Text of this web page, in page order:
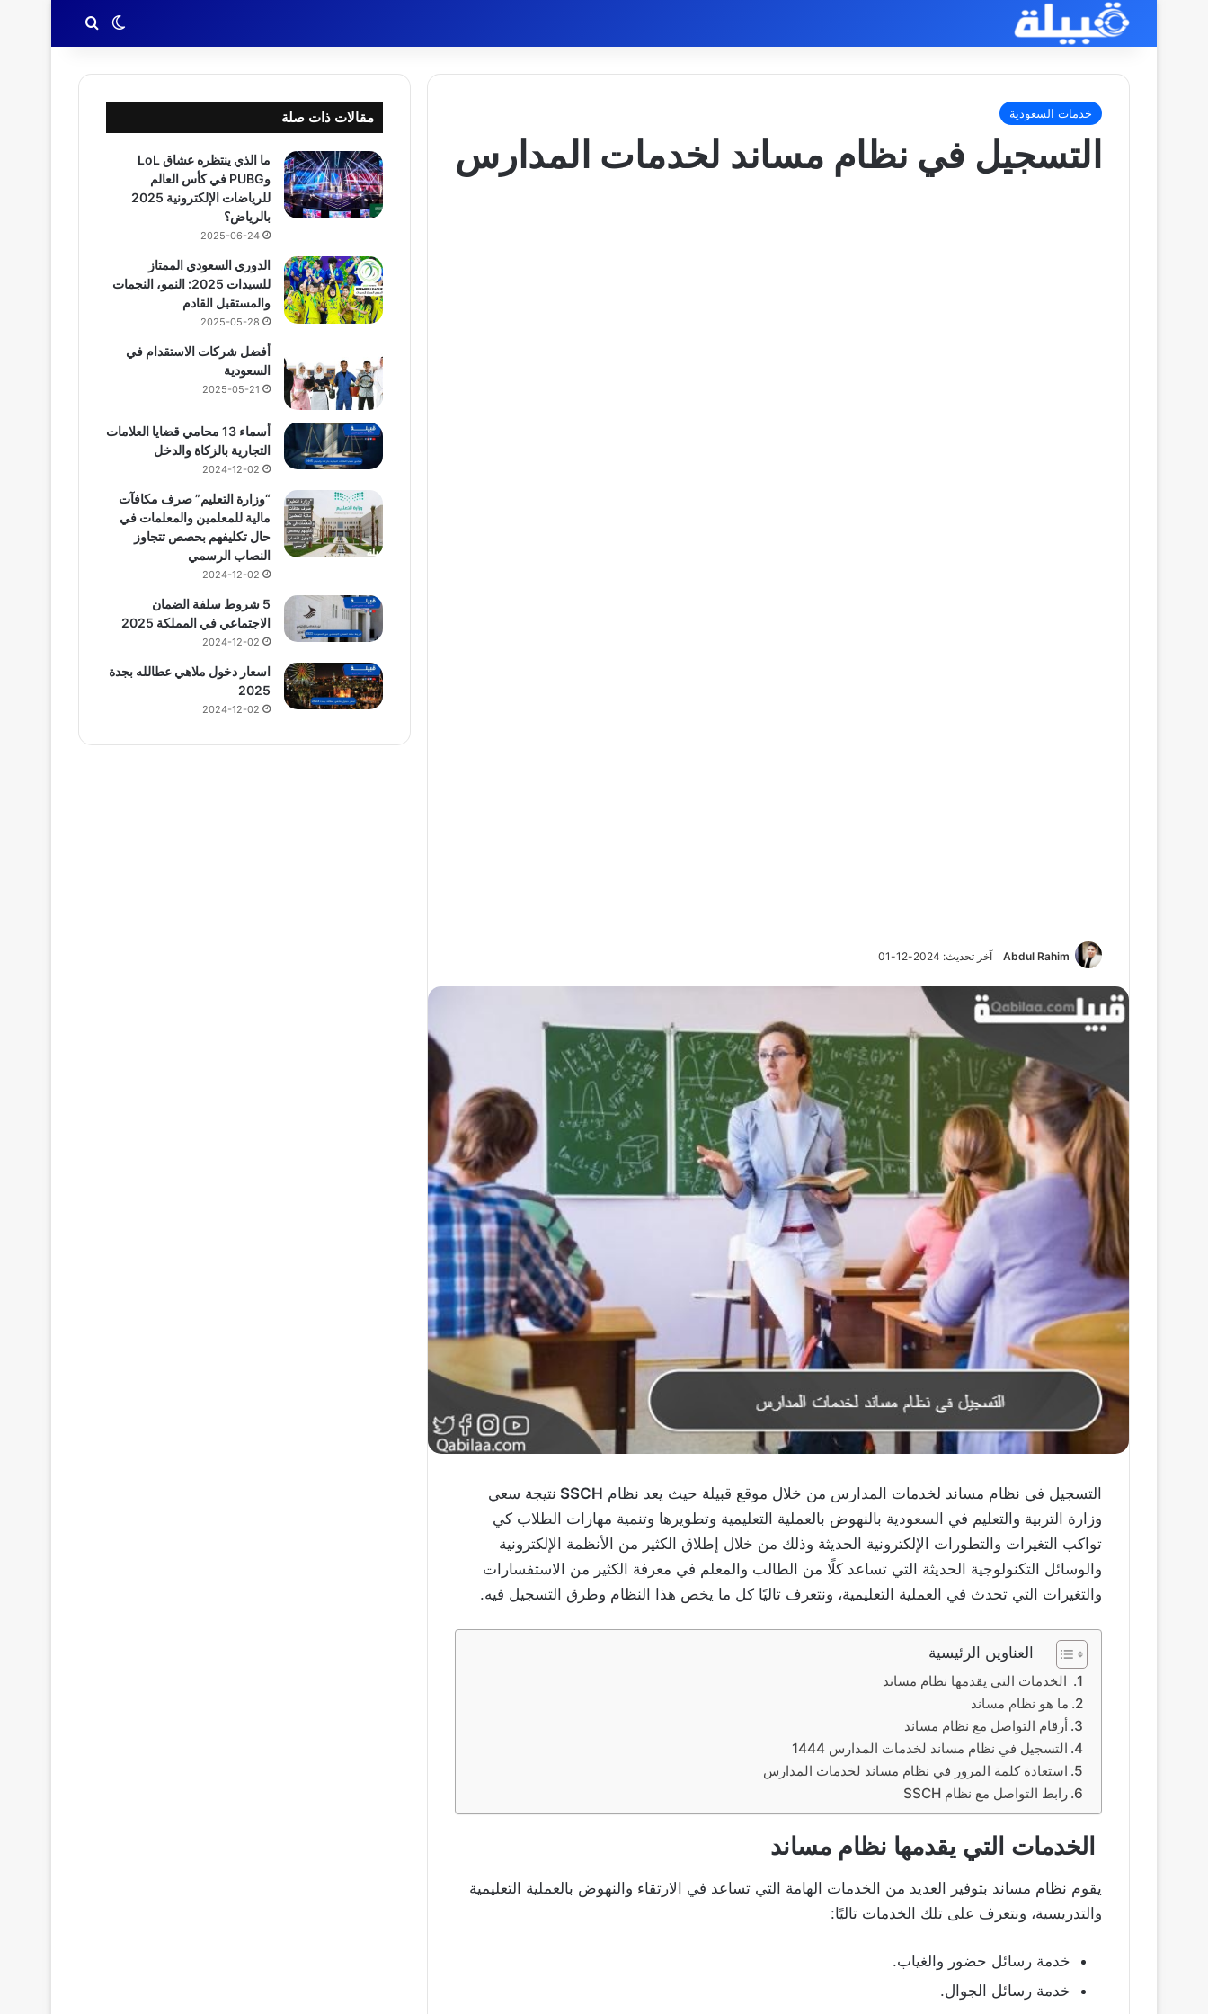
الوضع المظلم
بحث عن
خدمات السعودية
التسجيل في نظام مساند لخدمات المدارس
Abdul Rahim آخر تحديث: 2024-12-01
التسجيل في نظام مساند لخدمات المدارس من خلال موقع قبيلة حيث يعد نظام SSCH نتيجة سعي
وزارة التربية والتعليم في السعودية بالنهوض بالعملية التعليمية وتطويرها وتنمية مهارات الطلاب كي
تواكب التغيرات والتطورات الإلكترونية الحديثة وذلك من خلال إطلاق الكثير من الأنظمة الإلكترونية
والوسائل التكنولوجية الحديثة التي تساعد كلًا من الطالب والمعلم في معرفة الكثير من الاستفسارات
والتغيرات التي تحدث في العملية التعليمية، ونتعرف تاليًا كل ما يخص هذا النظام وطرق التسجيل فيه.
العناوين الرئيسية
الخدمات التي يقدمها نظام مساند
ما هو نظام مساند
أرقام التواصل مع نظام مساند
التسجيل في نظام مساند لخدمات المدارس 1444
استعادة كلمة المرور في نظام مساند لخدمات المدارس
رابط التواصل مع نظام SSCH
الخدمات التي يقدمها نظام مساند
يقوم نظام مساند بتوفير العديد من الخدمات الهامة التي تساعد في الارتقاء والنهوض بالعملية التعليمية
والتدريسية، ونتعرف على تلك الخدمات تاليًا:
خدمة رسائل حضور والغياب.
خدمة رسائل الجوال.
مقالات ذات صلة
ما الذي ينتظره عشاق LoL
وPUBG في كأس العالم
للرياضات الإلكترونية 2025
بالرياض؟
2025-06-24
الدوري السعودي الممتاز
للسيدات 2025: النمو، النجمات
والمستقبل القادم
2025-05-28
أفضل شركات الاستقدام في
السعودية
2025-05-21
أسماء 13 محامي قضايا العلامات
التجارية بالزكاة والدخل
2024-12-02
“وزارة التعليم” صرف مكافآت
مالية للمعلمين والمعلمات في
حال تكليفهم بحصص تتجاوز
النصاب الرسمي
2024-12-02
5 شروط سلفة الضمان
الاجتماعي في المملكة 2025
2024-12-02
اسعار دخول ملاهي عطالله بجدة
2025
2024-12-02